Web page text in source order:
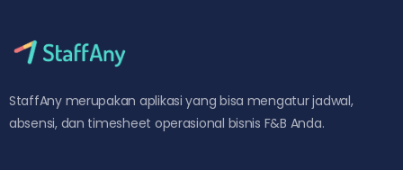
StaffAny merupakan aplikasi yang bisa mengatur jadwal,
absensi, dan timesheet operasional bisnis F&B Anda.